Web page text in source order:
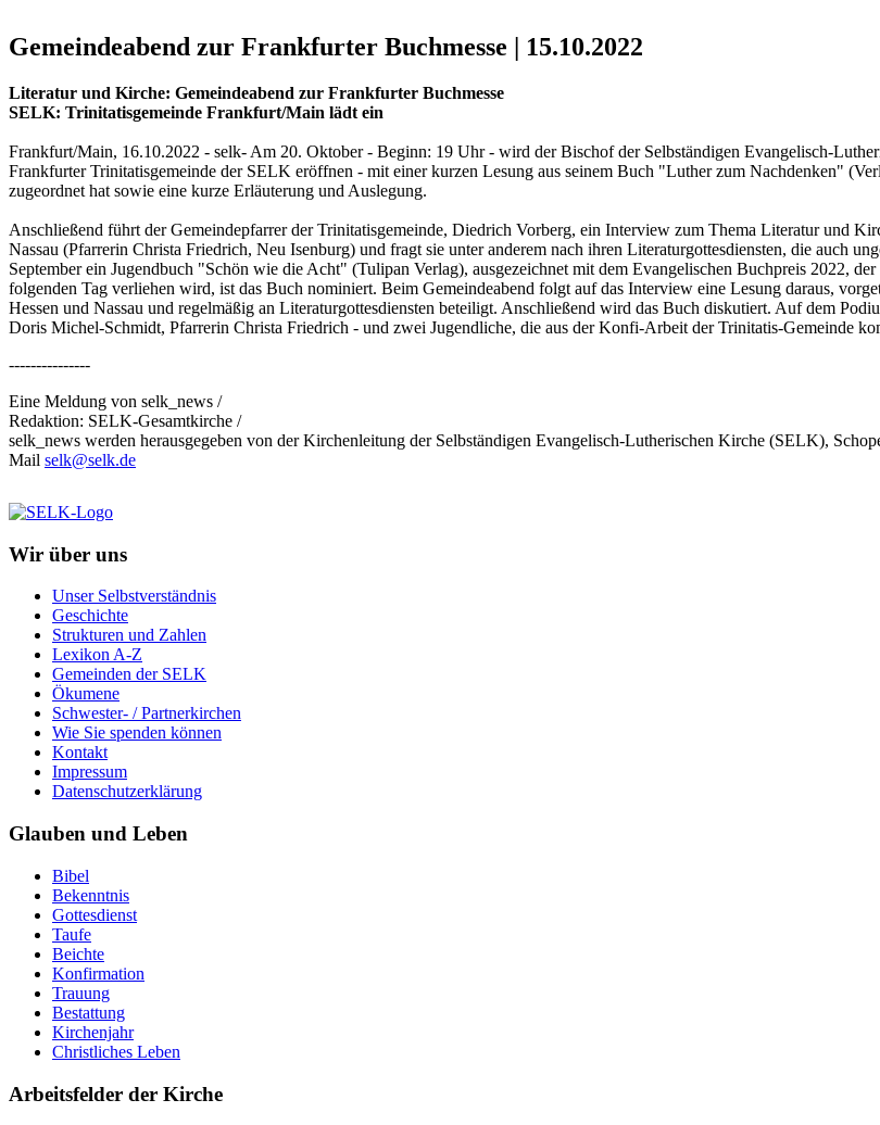
Gemeindeabend zur Frankfurter Buchmesse | 15.10.2022
Literatur und Kirche: Gemeindeabend zur Frankfurter Buchmesse
SELK: Trinitatisgemeinde Frankfurt/Main lädt ein
Frankfurt/Main, 16.10.2022 - selk- Am 20. Oktober - Beginn: 19 Uhr - wird der Bischof der Selbständigen Evangelisch-
Frankfurter Trinitatisgemeinde der SELK eröffnen - mit einer kurzen Lesung aus seinem Buch "Luther zum Nachdenken"
zugeordnet hat sowie eine kurze Erläuterung und Auslegung.
Anschließend führt der Gemeindepfarrer der Trinitatisgemeinde, Diedrich Vorberg, ein Interview zum Thema Literatur und
Nassau (Pfarrerin Christa Friedrich, Neu Isenburg) und fragt sie unter anderem nach ihren Literaturgottesdiensten, die auch
September ein Jugendbuch "Schön wie die Acht" (Tulipan Verlag), ausgezeichnet mit dem Evangelischen Buchpreis 2022,
folgenden Tag verliehen wird, ist das Buch nominiert. Beim Gemeindeabend folgt auf das Interview eine Lesung daraus,
Hessen und Nassau und regelmäßig an Literaturgottesdiensten beteiligt. Anschließend wird das Buch diskutiert. Auf dem
Doris Michel-Schmidt, Pfarrerin Christa Friedrich - und zwei Jugendliche, die aus der Konfi-Arbeit der Trinitatis-Gemeinde
---------------
Eine Meldung von selk_news /
Redaktion: SELK-Gesamtkirche /
selk_news werden herausgegeben von der Kirchenleitung der Selbständigen Evangelisch-Lutherischen Kirche (SELK),
Mail selk@selk.de
Wir über uns
Unser Selbstverständnis
Geschichte
Strukturen und Zahlen
Lexikon A-Z
Gemeinden der SELK
Ökumene
Schwester- / Partnerkirchen
Wie Sie spenden können
Kontakt
Impressum
Datenschutzerklärung
Glauben und Leben
Bibel
Bekenntnis
Gottesdienst
Taufe
Beichte
Konfirmation
Trauung
Bestattung
Kirchenjahr
Christliches Leben
Arbeitsfelder der Kirche